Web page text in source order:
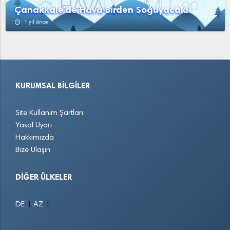
Çanakkale'de Hava Birden Soğuyacak!
access_time 1 yıl önce
KURUMSAL BILGILER
Site Kullanım Şartları
Yasal Uyarı
Hakkımızda
Bize Ulaşın
DIĞER ÜLKELER
DE AZ